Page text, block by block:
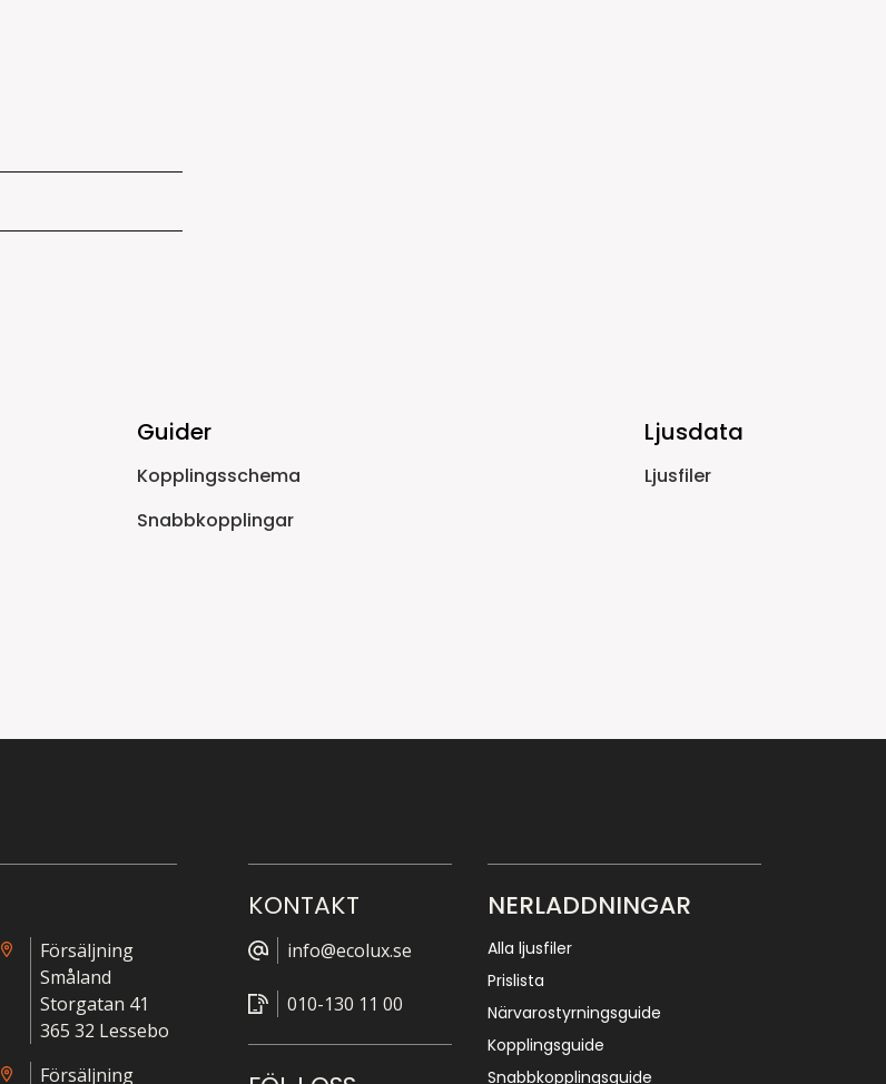
Guider
Kopplingsschema
Snabbkopplingar
Ljusdata
Ljusfiler
Försäljning
Småland
Storgatan 41
365 32 Lessebo
Försäljning
KONTAKT
info@ecolux.se
010-130 11 00
NERLADDNINGAR
Alla ljusfiler
Prislista
Närvarostyrningsguide
Kopplingsguide
Snabbkopplingsguide